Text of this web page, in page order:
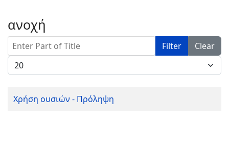
ανοχή
Enter Part of Title Filter
Clear
Display #
Χρήση ουσιών - Πρόληψη